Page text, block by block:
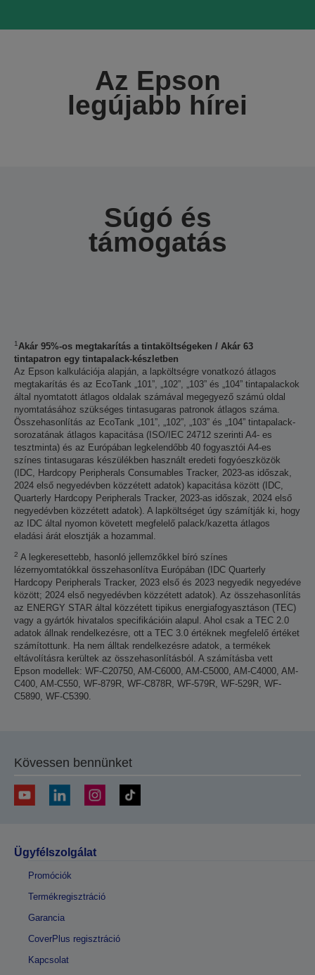
Az Epson
legújabb hírei
Súgó és
támogatás
1Akár 95%-os megtakarítás a tintaköltségeken / Akár 63
tintapatron egy tintapalack-készletben
Az Epson kalkulációja alapján, a lapköltségre vonatkozó átlagos
megtakarítás és az EcoTank „101”, „102”, „103” és „104” tintapalackok
által nyomtatott átlagos oldalak számával megegyező számú oldal
nyomtatásához szükséges tintasugaras patronok átlagos száma.
Összehasonlítás az EcoTank „101”, „102”, „103” és „104” tintapalack-
sorozatának átlagos kapacitása (ISO/IEC 24712 szerinti A4- es
tesztminta) és az Európában legkelendőbb 40 fogyasztói A4-es
színes tintasugaras készülékben használt eredeti fogyóeszközök
(IDC, Hardcopy Peripherals Consumables Tracker, 2023-as időszak,
2024 első negyedévben közzétett adatok) kapacitása között (IDC,
Quarterly Hardcopy Peripherals Tracker, 2023-as időszak, 2024 első
negyedévben közzétett adatok). A lapköltséget úgy számítják ki, hogy
az IDC által nyomon követett megfelelő palack/kazetta átlagos
eladási árát elosztják a hozammal.
2 A legkeresettebb, hasonló jellemzőkkel bíró színes
lézernyomtatókkal összehasonlítva Európában (IDC Quarterly
Hardcopy Peripherals Tracker, 2023 első és 2023 negyedik negyedéve
között; 2024 első negyedévben közzétett adatok). Az összehasonlítás
az ENERGY STAR által közzétett tipikus energiafogyasztáson (TEC)
vagy a gyártók hivatalos specifikációin alapul. Ahol csak a TEC 2.0
adatok állnak rendelkezésre, ott a TEC 3.0 értéknek megfelelő értéket
számítottunk. Ha nem álltak rendelkezésre adatok, a termékek
eltávolításra kerültek az összehasonlításból. A számításba vett
Epson modellek: WF-C20750, AM-C6000, AM-C5000, AM-C4000, AM-
C400, AM-C550, WF-879R, WF-C878R, WF-579R, WF-529R, WF-
C5890, WF-C5390.
Kövessen bennünket
Ügyfélszolgálat
Promóciók
Termékregisztráció
Garancia
CoverPlus regisztráció
Kapcsolat